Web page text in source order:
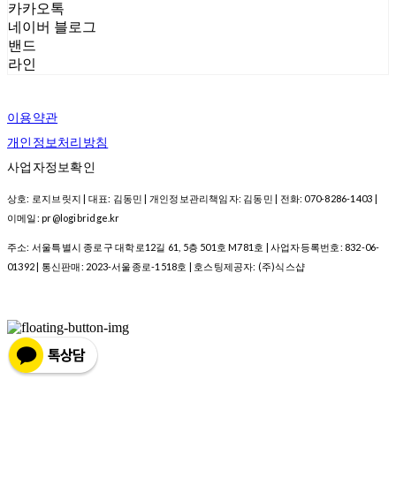
카카오톡
네이버 블로그
밴드
라인
이용약관
개인정보처리방침
사업자정보확인
상호: 로지브릿지 | 대표: 김동민 | 개인정보관리책임자: 김동민 | 전화: 070-8286-1403 |
이메일: pr@logibridge.kr
주소: 서울특별시 종로구 대학로12길 61, 5층 501호 M781호 | 사업자등록번호: 832-06-
01392 | 통신판매: 2023-서울종로-1518호 | 호스팅제공자: (주)식스샵